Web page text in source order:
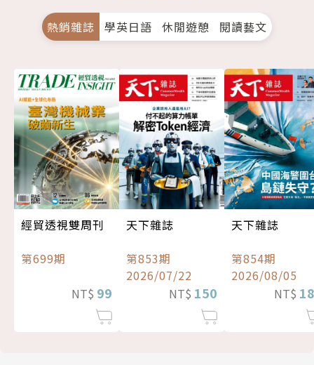
熱銷雜誌 學英日語 休閒遊憩 閱讀藝文
經貿透視雙周刊
第699期
NT$ 99
天下雜誌
第853期
2026/07/22
NT$ 150
天下雜誌
第854期
2026/08/05
NT$